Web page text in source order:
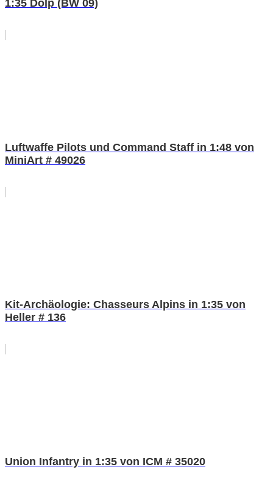
1:35 Dolp (BW 09)
Luftwaffe Pilots und Command Staff in 1:48 von
MiniArt # 49026
Kit-Archäologie: Chasseurs Alpins in 1:35 von
Heller # 136
Union Infantry in 1:35 von ICM # 35020